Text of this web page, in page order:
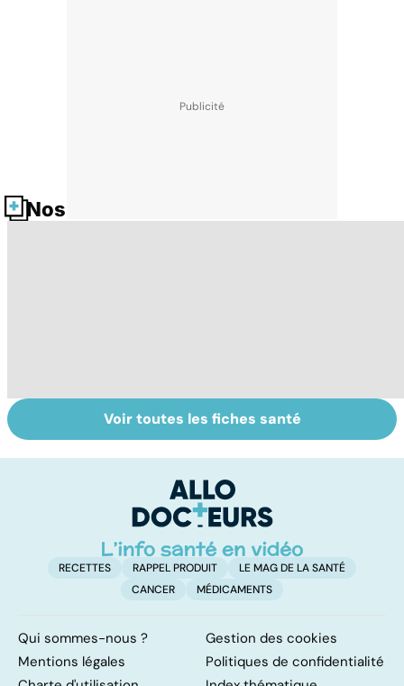
Nos fiches santé
Tout savoir sur
les infections
Inflammation des
amygdales : que
d'angine ?
Voir toutes les fiches santé
RECETTES RAPPEL PRODUIT
LE MAG DE LA SANTÉ
CANCER
MÉDICAMENTS
Qui sommes-nous ?
Gestion des cookies
Mentions légales
Politiques de confidentialité